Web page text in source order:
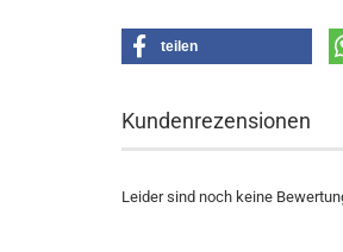
teilen
Kundenrezensionen
Leider sind noch keine